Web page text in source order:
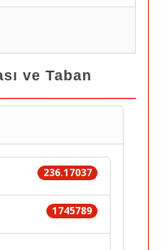
ve Taban
236.17037
1745789